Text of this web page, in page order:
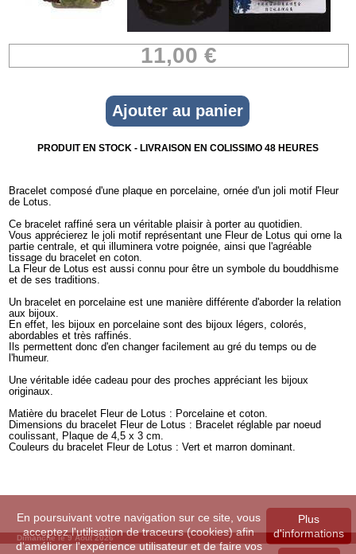
11,00 €
PRODUIT EN STOCK - LIVRAISON EN COLISSIMO 48 HEURES
Bracelet composé d'une plaque en porcelaine, ornée d'un joli motif Fleur
de Lotus.
Ce bracelet raffiné sera un véritable plaisir à porter au quotidien.
Vous apprécierez le joli motif représentant une Fleur de Lotus qui orne la
partie centrale, et qui illuminera votre poignée, ainsi que l'agréable
tissage du bracelet en coton.
La Fleur de Lotus est aussi connu pour être un symbole du bouddhisme
et de ses traditions.
Un bracelet en porcelaine est une manière différente d'aborder la relation
aux bijoux.
En effet, les bijoux en porcelaine sont des bijoux légers, colorés,
abordables et très raffinés.
Ils permettent donc d'en changer facilement au gré du temps ou de
l'humeur.
Une véritable idée cadeau pour des proches appréciant les bijoux
originaux.
Matière du bracelet Fleur de Lotus : Porcelaine et coton.
Dimensions du bracelet Fleur de Lotus : Bracelet réglable par noeud
coulissant, Plaque de 4,5 x 3 cm.
Couleurs du bracelet Fleur de Lotus : Vert et marron dominant.
Dimanche le 9 Août 2026
En poursuivant votre navigation sur ce site, vous
acceptez l'utilisation de traceurs (cookies) afin
d'améliorer l'expérience utilisateur et de faire vos
Plus
d'informations